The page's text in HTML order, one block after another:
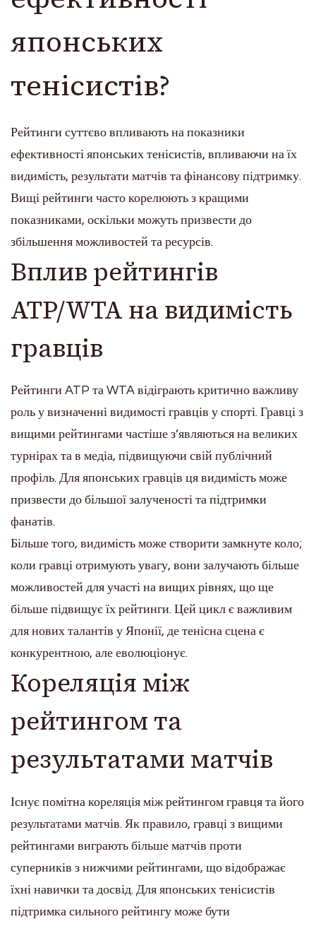
японських
тенісистів?
Рейтинги суттєво впливають на показники
ефективності японських тенісистів, впливаючи на їх
видимість, результати матчів та фінансову підтримку.
Вищі рейтинги часто корелюють з кращими
показниками, оскільки можуть призвести до
збільшення можливостей та ресурсів.
Вплив рейтингів
ATP/WTA на видимість
гравців
Рейтинги ATP та WTA відіграють критично важливу
роль у визначенні видимості гравців у спорті. Гравці з
вищими рейтингами частіше з’являються на великих
турнірах та в медіа, підвищуючи свій публічний
профіль. Для японських гравців ця видимість може
призвести до більшої залученості та підтримки
фанатів.
Більше того, видимість може створити замкнуте коло;
коли гравці отримують увагу, вони залучають більше
можливостей для участі на вищих рівнях, що ще
більше підвищує їх рейтинги. Цей цикл є важливим
для нових талантів у Японії, де тенісна сцена є
конкурентною, але еволюціонує.
Кореляція між
рейтингом та
результатами матчів
Існує помітна кореляція між рейтингом гравця та його
результатами матчів. Як правило, гравці з вищими
рейтингами виграють більше матчів проти
суперників з нижчими рейтингами, що відображає
їхні навички та досвід. Для японських тенісистів
підтримка сильного рейтингу може бути